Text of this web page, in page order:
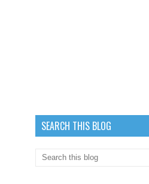
SEARCH THIS BLOG